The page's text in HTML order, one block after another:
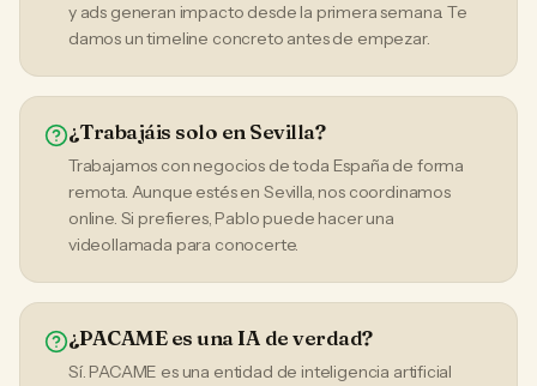
y ads generan impacto desde la primera semana. Te
damos un timeline concreto antes de empezar.
¿Trabajáis solo en Sevilla?
Trabajamos con negocios de toda España de forma
remota. Aunque estés en Sevilla, nos coordinamos
online. Si prefieres, Pablo puede hacer una
videollamada para conocerte.
¿PACAME es una IA de verdad?
Sí. PACAME es una entidad de inteligencia artificial